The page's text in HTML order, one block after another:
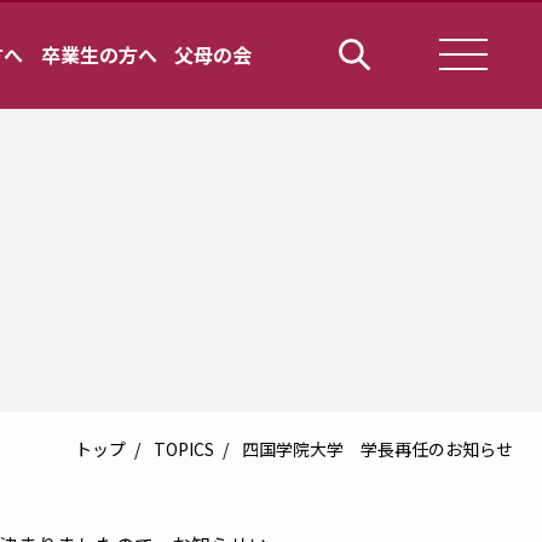
卒業生の方へ 父母の会
トップ TOPICS 四国学院大学 学長再任のお知らせ